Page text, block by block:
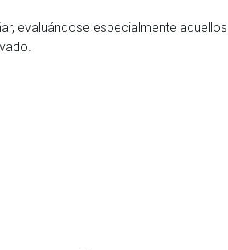
evaluándose especialmente